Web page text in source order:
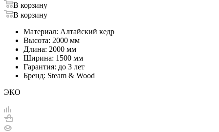
В корзину
В корзину
Материал: Алтайский кедр
Высота: 2000 мм
Длина: 2000 мм
Ширина: 1500 мм
Гарантия: до 3 лет
Бренд: Steam & Wood
ЭКО